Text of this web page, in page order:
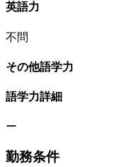
英語力
不問
その他語学力
語学力詳細
ー
勤務条件